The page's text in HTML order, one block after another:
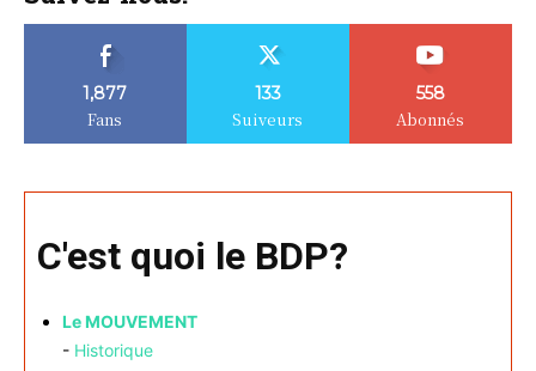
1,877
Fans
133
Suiveurs
558
Abonnés
C'est quoi le BDP?
Le MOUVEMENT
- Historique